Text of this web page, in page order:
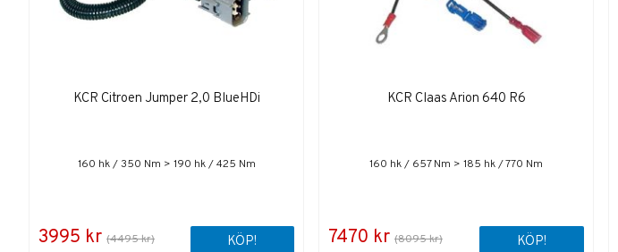
KCR Citroen Jumper 2,0 BlueHDi
160 hk / 350 Nm > 190 hk / 425 Nm
3995 kr (4495 kr) KÖP!
KCR Claas Arion 640 R6
160 hk / 657 Nm > 185 hk / 770 Nm
7470 kr (8095 kr) KÖP!